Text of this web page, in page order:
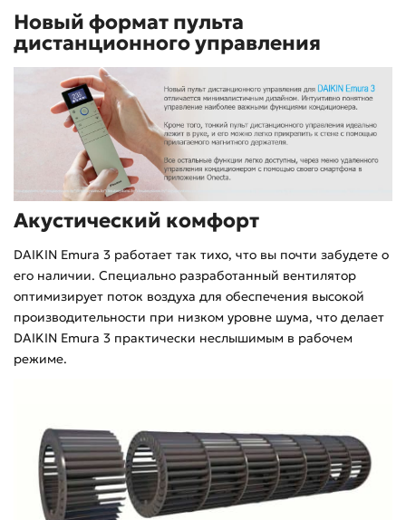
Новый формат пульта
дистанционного управления
Акустический комфорт
DAIKIN Emura 3 работает так тихо, что вы почти забудете о
его наличии. Специально разработанный вентилятор
оптимизирует поток воздуха для обеспечения высокой
производительности при низком уровне шума, что делает
DAIKIN Emura 3 практически неслышимым в рабочем
режиме.